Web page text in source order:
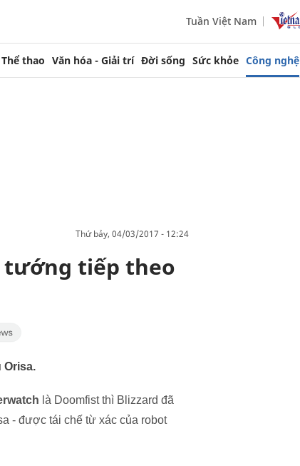
Tuần Việt Nam
Thể thao Văn hóa - Giải trí Đời sống Sức khỏe Công nghệ
thứ bảy, 04/03/2017 - 12:24
tướng tiếp theo
Orisa.
là Doomfist thì Blizzard đã
- được tái chế từ xác của robot